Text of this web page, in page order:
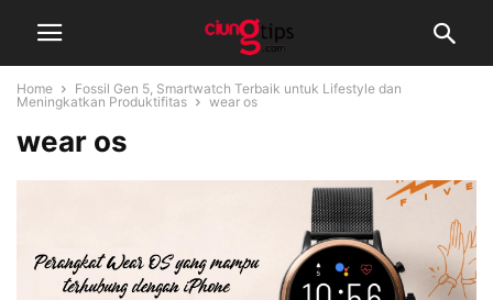
Home
Fossil Gen 5, Smartwatch Terbaik untuk Lifestyle dan
Meningkatkan Produktifitas
wear os
wear os